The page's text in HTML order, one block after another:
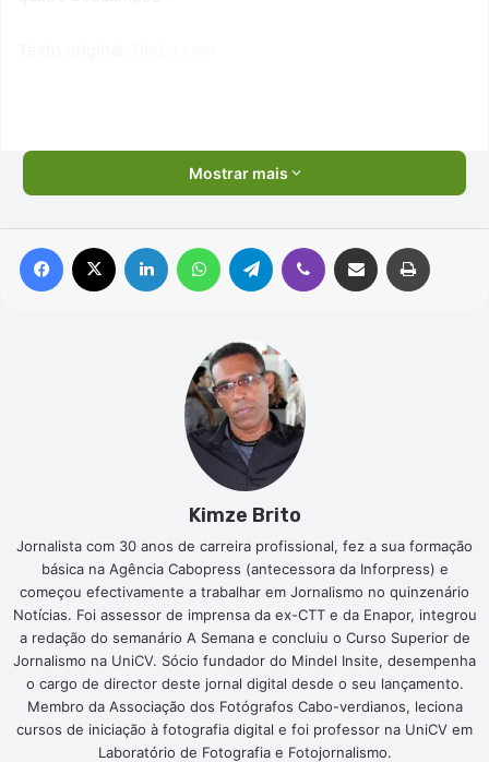
Mostrar mais
Facebook Linkedin WhatsAppTelegram Viber Compartilhar via e-mail
Kimze Brito
Jornalista com 30 anos de carreira profissional, fez a sua formação
básica na Agência Cabopress (antecessora da Inforpress) e
começou efectivamente a trabalhar em Jornalismo no quinzenário
Notícias. Foi assessor de imprensa da ex-CTT e da Enapor, integrou
a redação do semanário A Semana e concluiu o Curso Superior de
Jornalismo na UniCV. Sócio fundador do Mindel Insite, desempenha
o cargo de director deste jornal digital desde o seu lançamento.
Membro da Associação dos Fotógrafos Cabo-verdianos, leciona
cursos de iniciação à fotografia digital e foi professor na UniCV em
Laboratório de Fotografia e Fotojornalismo.